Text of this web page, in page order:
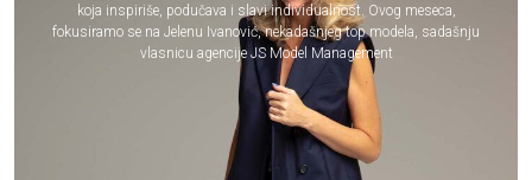
koja inspiriše, podučava i slavi individualnost. Ovog meseca,
fokusiramo se na Jelenu Ivanović, nekadašnjeg top modela, sadašnju
vlasnicu agencije JS Model Management